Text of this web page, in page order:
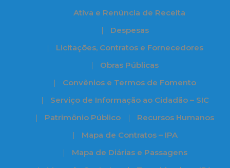
Ativa e Renúncia de Receita
Despesas
Licitações, Contratos e Fornecedores
Obras Públicas
Convênios e Termos de Fomento
Serviço de Informação ao Cidadão – SIC
Patrimônio Público
Recursos Humanos
Mapa de Contratos – IPA
Mapa de Diárias e Passagens